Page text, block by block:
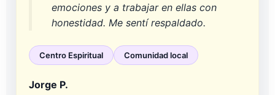
emociones y a trabajar en ellas con
honestidad. Me sentí respaldado.
Centro Espiritual Comunidad local
Jorge P.